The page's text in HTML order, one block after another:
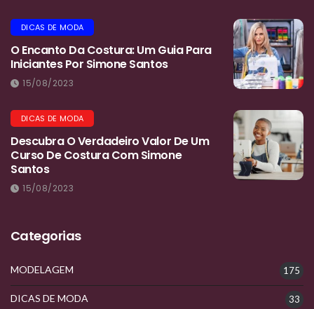
DICAS DE MODA
O Encanto Da Costura: Um Guia Para
Iniciantes Por Simone Santos
15/08/2023
DICAS DE MODA
Descubra O Verdadeiro Valor De Um
Curso De Costura Com Simone
Santos
15/08/2023
Categorias
MODELAGEM 175
DICAS DE MODA 33